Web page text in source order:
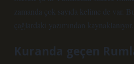
zamanda çok sayıda kelime de var.
çağlardaki yazımından kaynaklanıyor.
Kuranda geçen